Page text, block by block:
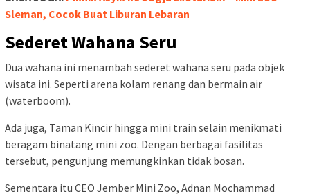
Sleman, Cocok Buat Liburan Lebaran
Sederet Wahana Seru
Dua wahana ini menambah sederet wahana seru pada objek
wisata ini. Seperti arena kolam renang dan bermain air
(waterboom).
Ada juga, Taman Kincir hingga mini train selain menikmati
beragam binatang mini zoo. Dengan berbagai fasilitas
tersebut, pengunjung memungkinkan tidak bosan.
Sementara itu CEO Jember Mini Zoo, Adnan Mochammad